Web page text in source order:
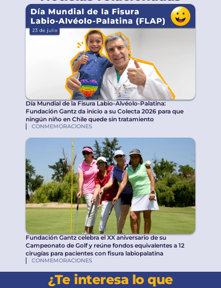
Día Mundial de la Fisura Labio-Alvéolo-Palatina:
Fundación Gantz da inicio a su Colecta 2026 para que
ningún niño en Chile quede sin tratamiento
CONMEMORACIONES
Fundación Gantz celebra el XX aniversario de su
Campeonato de Golf y reúne fondos equivalentes a 12
cirugías para pacientes con fisura labiopalatina
CONMEMORACIONES
¿Te interesa lo que